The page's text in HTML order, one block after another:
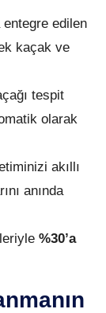
entegre edilen
kaçak ve
tespit
olarak
akıllı
anında
%30’a